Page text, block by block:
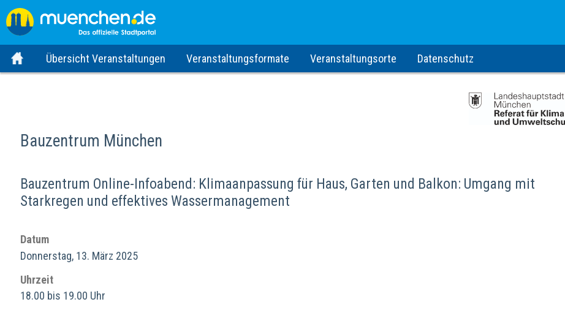
Übersicht Veranstaltungen Veranstaltungsformate Veranstaltungsorte Datenschutz
Bauzentrum München
Bauzentrum Online-Infoabend: Klimaanpassung für Haus, Garten und Balkon: Umgang mit
Starkregen und effektives Wassermanagement
Datum
Donnerstag, 13. März 2025
Uhrzeit
18.00 bis 19.00 Uhr